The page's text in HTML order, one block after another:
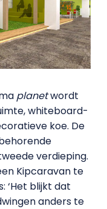
planetwordt
whiteboard-
koe. De
verdieping.
Kipcaravan te
‘Het blijkt dat
anders te